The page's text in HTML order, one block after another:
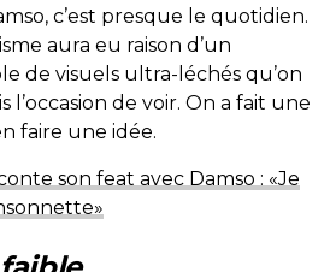
c’est presque le quotidien.
aura eu raison d’un
de visuels ultra-léchés qu’on
l’occasion de voir. On a fait une
faire une idée.
son feat avec Damso : «Je